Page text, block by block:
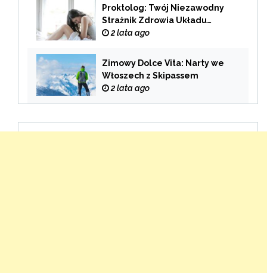
Proktolog: Twój Niezawodny
Strażnik Zdrowia Układu
Pokarmowego
2 lata ago
Zimowy Dolce Vita: Narty we
Włoszech z Skipassem
2 lata ago